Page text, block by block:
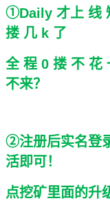
①Daily 才上 线
搂 几 k 了
全 程 0 搂 不 花
不来？
②注册后实名登
活即可！
点挖矿里面的升